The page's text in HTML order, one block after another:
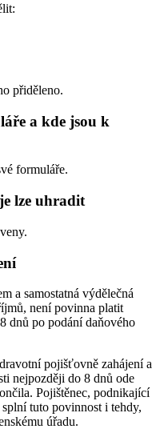
přiděleno.
a kde jsou k
formuláře.
lze uhradit
a samostatná výdělečná
není povinna platit
dnů po podání daňového
pojišťovně zahájení a
nejpozději do 8 dnů ode
Pojištěnec, podnikající
tuto povinnost i tehdy,
úřadu.